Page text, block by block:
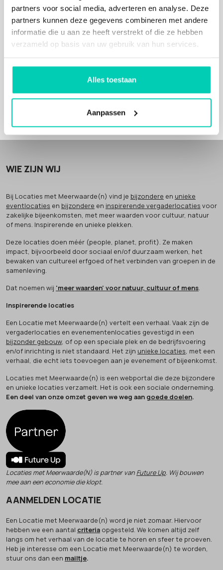
partners voor social media, adverteren en analyse. Deze
partners kunnen deze gegevens combineren met andere
informatie die u aan ze heeft verstrekt of die ze hebben
verzameld op basis van uw gebruik van hun services.
Alles toestaan
Aanpassen
VRIJBLIJVE
N
D
BE
S
C
HIKBAAR
HEI
D
OF
OFFER
TE
AA
NVRA
GE
N
WIE ZIJN WIJ
Bij Locaties met Meerwaarde(n) vind je bijzondere en unieke
eventlocaties en bijzondere en inspirerende vergaderlocaties voor
zakelijke bijeenkomsten, met meer waarden voor cultuur, natuur
of mens. Inspirerende en unieke plekken.
Deze locaties doen méér (people, planet, profit). Ze maken
impact, bijvoorbeeld door sociaal en/of duurzaam werken, het
bewaken van cultureel erfgoed of het verbinden van groepen in de
samenleving.
Dat noemen wij 'meer waarden' voor natuur, cultuur of mens.
Inspirerende locaties
Een Locatie met Meerwaarde(n) vertelt een verhaal. Vaak zijn de
vergaderlocaties en evenementenlocaties gevestigd in een
bijzonder gebouw, of op een speciale plek en de bedrijfsvoering
en/of inrichting is niet standaard. Het zijn unieke locaties, met een
verhaal, die echt iets toevoegen aan je evenement of bijeenkomst.
Locaties met Meerwaarde(n) is een webportal die deze bijzondere
en unieke locaties verzamelt. Het is ook een sociale onderneming.
Een deel van onze omzet geven we weg aan goede doelen.
Locaties met Meerwaarde(N) is partner van Future Up. Wij bouwen
mee aan een economie die klopt.
AANMELDEN LOCATIE
Een Locatie met Meerwaarde(n) word je niet zomaar. Hiervoor
hebben we een aantal criteria opgesteld. We komen altijd zelf
langs om het verhaal van de locatie te horen en sfeer te proeven.
Heb je interesse om een Locatie met Meerwaarde(n) te worden,
stuur ons dan een mailtje.